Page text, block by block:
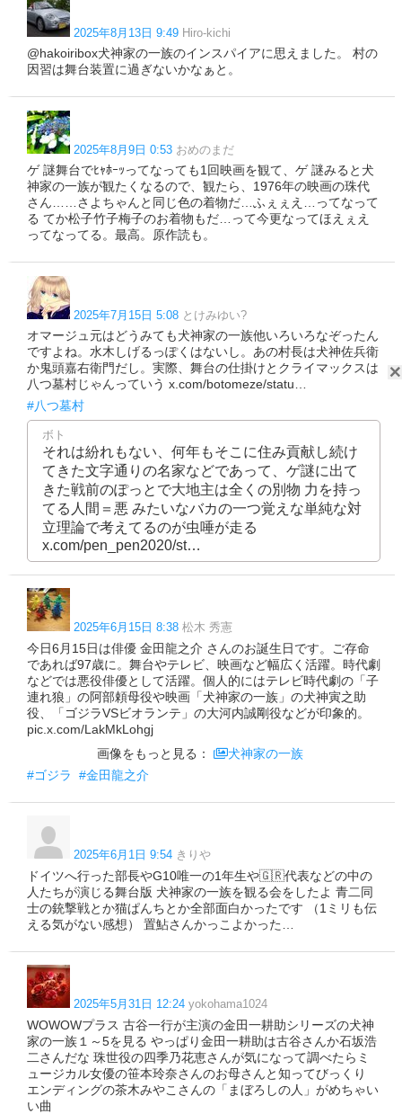
2025年8月13日 9:49 Hiro-kichi
@hakoiribox犬神家の一族のインスパイアに思えました。 村の
因習は舞台装置に過ぎないかなぁと。
2025年8月9日 0:53 おめのまだ
ゲ 謎舞台でﾋｬﾎｰｯってなっても1回映画を観て、ゲ 謎みると犬
神家の一族が観たくなるので、観たら、1976年の映画の珠代
さん……さよちゃんと同じ色の着物だ…ふぇぇえ…ってなって
る てか松子竹子梅子のお着物もだ…って今更なってほえぇえ
ってなってる。最高。原作読も。
2025年7月15日 5:08 とけみゆい?
オマージュ元はどうみても犬神家の一族他いろいろなぞったん
ですよね。水木しげるっぽくはないし。あの村長は犬神佐兵衛
か鬼頭嘉右衛門だし。実際、舞台の仕掛けとクライマックスは
八つ墓村じゃんっていう x.com/botomeze/statu…
#八つ墓村
ボト
それは紛れもない、何年もそこに住み貢献し続け
てきた文字通りの名家などであって、ゲ謎に出て
きた戦前のぽっとで大地主は全くの別物 力を持っ
てる人間＝悪 みたいなバカの一つ覚えな単純な対
立理論で考えてるのが虫唾が走る
x.com/pen_pen2020/st…
2025年6月15日 8:38 松木 秀憲
今日6月15日は俳優 金田龍之介 さんのお誕生日です。ご存命
であれば97歳に。舞台やテレビ、映画など幅広く活躍。時代劇
などでは悪役俳優として活躍。個人的にはテレビ時代劇の「子
連れ狼」の阿部頼母役や映画「犬神家の一族」の犬神寅之助
役、「ゴジラVSビオランテ」の大河内誠剛役などが印象的。
pic.x.com/LakMkLohgj
画像をもっと見る：
犬神家の一族
#ゴジラ
#金田龍之介
2025年6月1日 9:54 きりや
ドイツへ行った部長やG10唯一の1年生や🇬🇷代表などの中の
人たちが演じる舞台版 犬神家の一族を観る会をしたよ 青二同
士の銃撃戦とか猫ぱんちとか全部面白かったです （1ミリも伝
える気がない感想） 置鮎さんかっこよかった…
2025年5月31日 12:24 yokohama1024
WOWOWプラス 古谷一行が主演の金田一耕助シリーズの犬神
家の一族１～5を見る やっぱり金田一耕助は古谷さんか石坂浩
二さんだな 珠世役の四季乃花恵さんが気になって調べたらミ
ュージカル女優の笹本玲奈さんのお母さんと知ってびっくり
エンディングの茶木みやこさんの「まぼろしの人」がめちゃい
い曲